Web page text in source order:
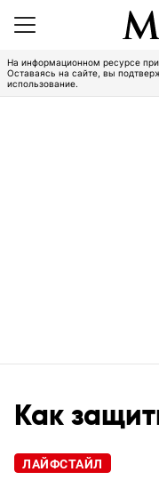
На информационном ресурсе
Оставаясь на сайте, вы
использование.
Как
ЛАЙФСТАЙЛ